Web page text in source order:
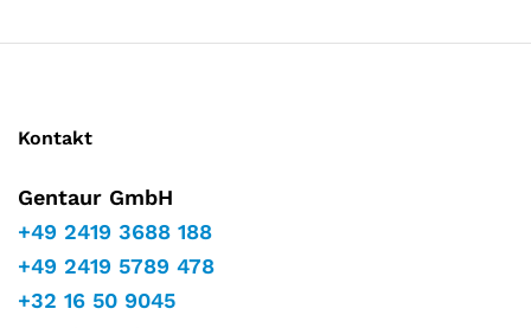
Kontakt
Gentaur GmbH
+49 2419 3688 188
+49 2419 5789 478
+32 16 50 9045